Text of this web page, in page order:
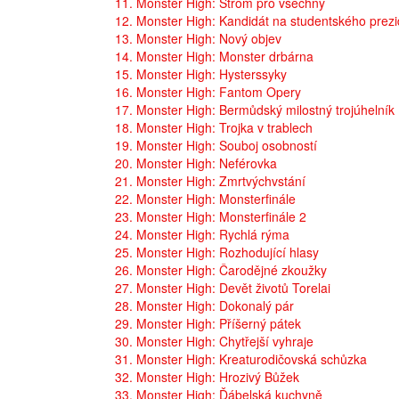
12. Monster High: Kandidát na studentského
13. Monster High: Nový objev
14. Monster High: Monster drbárna
15. Monster High: Hysterssyky
16. Monster High: Fantom Opery
17. Monster High: Bermůdský milostný trojúhelník
18. Monster High: Trojka v trablech
19. Monster High: Souboj osobností
20. Monster High: Neférovka
21. Monster High: Zmrtvýchvstání
22. Monster High: Monsterfinále
23. Monster High: Monsterfinále 2
24. Monster High: Rychlá rýma
25. Monster High: Rozhodující hlasy
26. Monster High: Čarodějné zkoužky
27. Monster High: Devět životů Torelai
28. Monster High: Dokonalý pár
29. Monster High: Příšerný pátek
30. Monster High: Chytřejší vyhraje
31. Monster High: Kreaturodičovská schůzka
32. Monster High: Hrozivý Bůžek
33. Monster High: Ďábelská kuchyně